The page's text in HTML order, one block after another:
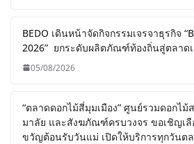
BEDO เดินหน้าจัดกิจกรรมเจรจาธุรกิจ
2026” ยกระดับผลิตภัณฑ์ท้องถิ่นสู่ตลาด
05/08/2026
“ตลาดดอกไม้สี่มุมเมือง” ศูนย์รวมดอกไ
มาลัย และสังฆภัณฑ์ครบวงจร ขอเชิญเ
ขวัญต้อนรับวันแม่ เปิดให้บริการทุกวันต